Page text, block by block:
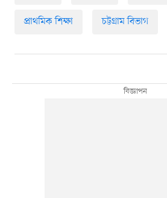
প্রাথমিক শিক্ষা চট্টগ্রাম বিভাগ